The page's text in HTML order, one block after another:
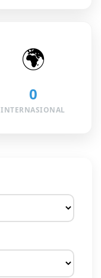
🌍
0
INTERNASIONAL